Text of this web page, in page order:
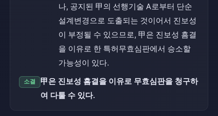
나, 공지된 甲의 선행기술 A로부터 단순
설계변경으로 도출되는 것이어서 진보성
이 부정될 수 있으므로, 甲은 진보성 흠결
을 이유로 한 특허무효심판에서 승소할
가능성이 있다.
소결
甲은 진보성 흠결을 이유로 무효심판을 청구하
여 다툴 수 있다.